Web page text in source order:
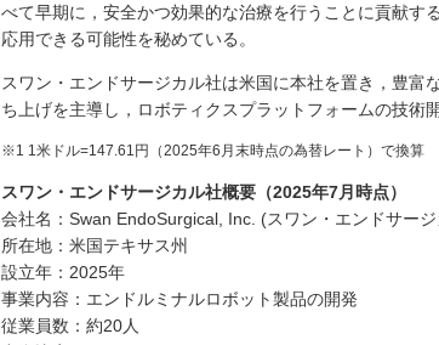
べて早期に，安全かつ効果的な治療を行うことに貢献す
応用できる可能性を秘めている。
スワン・エンドサージカル社は米国に本社を置き，豊
ち上げを主導し，ロボティクスプラットフォームの技術
※1 1米ドル=147.61円（2025年6月末時点の為替レート）で換算
スワン・エンドサージカル社概要（2025年7月時点）
会社名：Swan EndoSurgical, Inc. (スワン・エンドサージ
所在地：米国テキサス州
設立年：2025年
事業内容：エンドルミナルロボット製品の開発
従業員数：約20人